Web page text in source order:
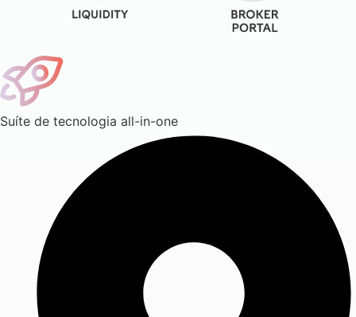
Suíte de tecnologia all-in-one